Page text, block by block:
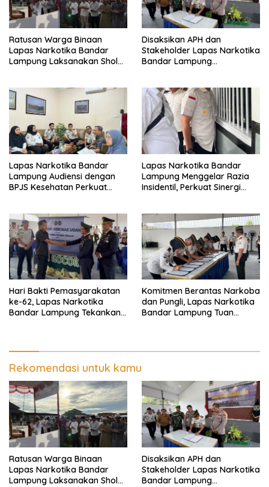
Ratusan Warga Binaan
Lapas Narkotika Bandar
Lampung Laksanakan Sholat
Disaksikan APH dan
Stakeholder Lapas Narkotika
Bandar Lampung
Halinar
Lapas Narkotika Bandar
Lampung Audiensi dengan
BPJS Kesehatan Perkuat
Lapas Narkotika Bandar
Lampung Menggelar Razia
Insidentil, Perkuat Sinergi
Hari Bakti Pemasyarakatan
ke-62, Lapas Narkotika
Bandar Lampung Tekankan
Komitmen Berantas Narkoba
dan Pungli, Lapas Narkotika
Bandar Lampung Tuan
Rekomendasi untuk kamu
Ratusan Warga Binaan
Lapas Narkotika Bandar
Lampung Laksanakan Sholat
Disaksikan APH dan
Stakeholder Lapas Narkotika
Bandar Lampung